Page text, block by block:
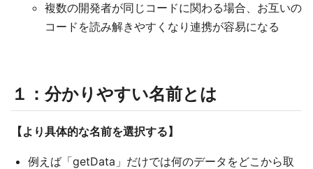
複数の開発者が同じコードに関わる場合、お互いの
コードを読み解きやすくなり連携が容易になる
１：分かりやすい名前とは
【より具体的な名前を選択する】
例えば「getData」だけでは何のデータをどこから取